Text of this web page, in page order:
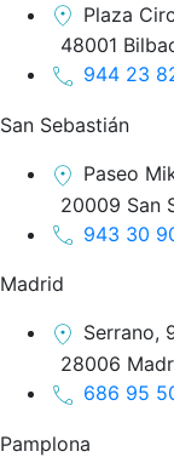
Plaza
48001
944 23
San Sebastián
Paseo
20009 San
943 30
Madrid
Serrano,
28006
686 95
Pamplona